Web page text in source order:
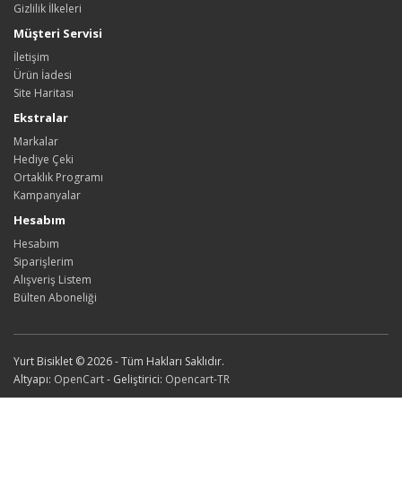
Gizlilik İlkeleri
Müşteri Servisi
İletişim
Ürün İadesi
Site Haritası
Ekstralar
Markalar
Hediye Çeki
Ortaklık Programı
Kampanyalar
Hesabım
Hesabım
Siparişlerim
Alışveriş Listem
Bülten Aboneliği
Yurt Bisiklet © 2026 - Tüm Hakları Saklıdır.
Altyapı: OpenCart- Geliştirici: Opencart-TR